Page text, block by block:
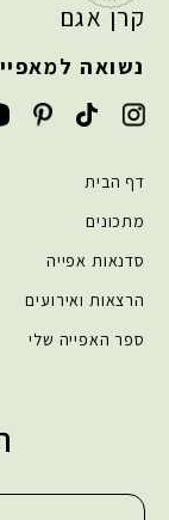
קרן אגם
נשואה
דף הבית
מתכונים
סדנאות אפייה
הרצאות ואירועים
ספר האפייה שלי